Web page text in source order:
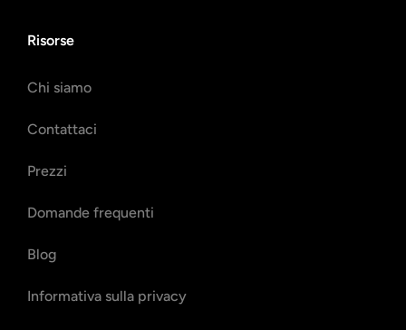
Risorse
Chi siamo
Contattaci
Prezzi
Domande frequenti
Blog
Informativa sulla privacy